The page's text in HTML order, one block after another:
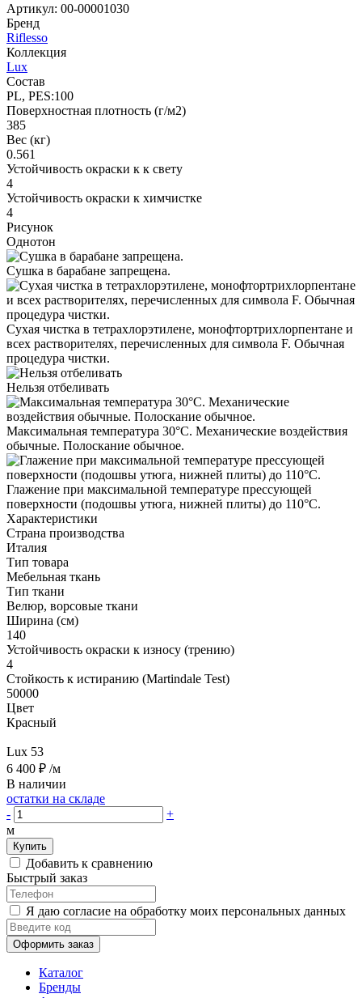
Артикул: 00-00001030
Бренд
Riflesso
Коллекция
Lux
Состав
PL, PES:100
Поверхностная плотность (г/м2)
385
Вес (кг)
0.561
Устойчивость окраски к к свету
4
Устойчивость окраски к химчистке
4
Рисунок
Однотон
Сушка в барабане запрещена.
Сухая чистка в тетрахлорэтилене, монофтортрихлорпентане и
всех растворителях, перечисленных для символа F. Обычная
процедура чистки.
Нельзя отбеливать
Максимальная температура 30°С. Механические воздействия
обычные. Полоскание обычное.
Глажение при максимальной температуре прессующей
поверхности (подошвы утюга, нижней плиты) до 110°С.
Характеристики
Страна производства
Италия
Тип товара
Мебельная ткань
Тип ткани
Велюр, ворсовые ткани
Ширина (см)
140
Устойчивость окраски к износу (трению)
4
Стойкость к истиранию (Martindale Test)
50000
Цвет
Красный
Lux 53
6 400 ₽ /м
В наличии
остатки на складе
-
+
м
Купить
Добавить к сравнению
Быстрый заказ
Я даю согласие на обработку моих персональных данных
Оформить заказ
Каталог
Бренды